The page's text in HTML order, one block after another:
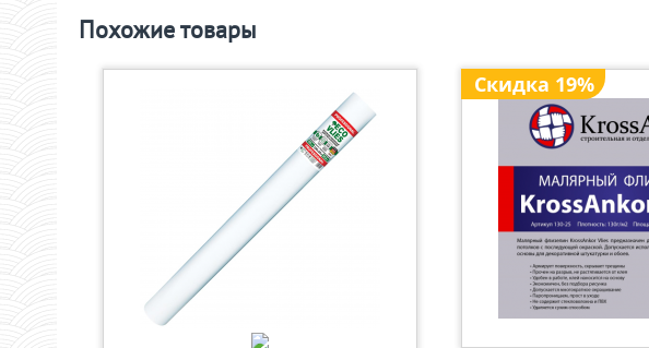
Похожие товары
Скидка 19%